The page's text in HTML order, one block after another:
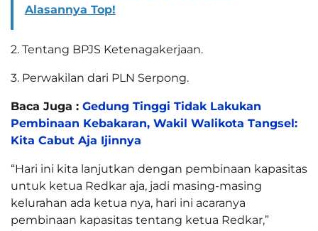
Alasannya Top!
2. Tentang BPJS Ketenagakerjaan.
3. Perwakilan dari PLN Serpong.
Baca Juga : Gedung Tinggi Tidak Lakukan
Pembinaan Kebakaran, Wakil Walikota Tangsel:
Kita Cabut Aja Ijinnya
“Hari ini kita lanjutkan dengan pembinaan kapasitas
untuk ketua Redkar aja, jadi masing-masing
kelurahan ada ketua nya, hari ini acaranya
pembinaan kapasitas tentang ketua Redkar,”